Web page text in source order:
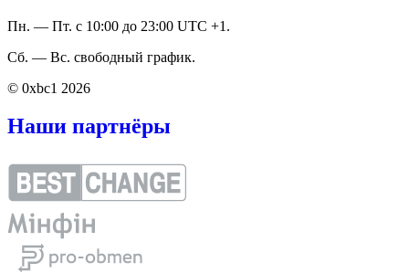
Пн. — Пт. с 10:00 до 23:00 UTC +1.
Сб. — Вс. свободный график.
© 0xbc1 2026
Наши партнёры